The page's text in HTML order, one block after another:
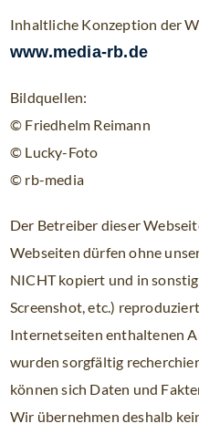
Inhaltliche Konzeption der
www.media-rb.de
Bildquellen:
© Friedhelm Reimann
© Lucky-Foto
© rb-media
Der Betreiber dieser
Webseiten dürfen ohne
NICHT kopiert und in
Screenshot, etc.)
Internetseiten enthaltenen
wurden sorgfältig
können sich Daten und
Wir übernehmen deshalb